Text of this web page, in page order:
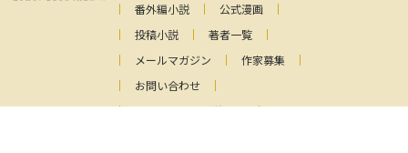
番外編小説
公式漫画
投稿小説
著者一覧
メールマガジン
作家募集
お問い合わせ
ファンレターの送り先